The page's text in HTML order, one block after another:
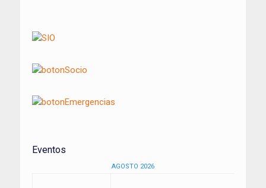
Eventos
AGOSTO 2026